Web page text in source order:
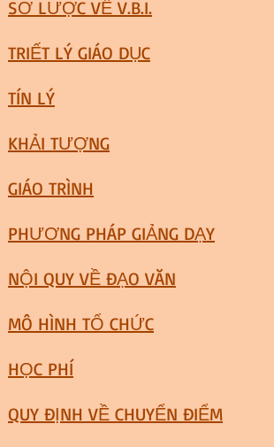
SƠ LƯỢC VỀ V.B.I.
TRIẾT LÝ GIÁO DỤC
TÍN LÝ
KHẢI TƯỢNG
GIÁO TRÌNH
PHƯƠNG PHÁP GIẢNG DẠY
NỘI QUY VỀ ĐẠO VĂN
MÔ HÌNH TỔ CHỨC
HỌC PHÍ
QUY ĐỊNH VỀ CHUYỂN ĐIỂM